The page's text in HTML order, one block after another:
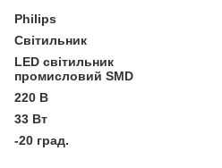
Philips
Світильник
LED світильник
промисловий SMD
220 В
33 Вт
-20 град.